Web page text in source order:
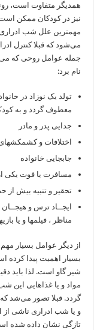
همدیگر متفاوت است،
نیز در کودکان ممکن
مهمترین علل شب
می‌شود که قبلا کنترل
جمله عوامل روحی که
نام برد:
تولد یک نوزاد در
معطوف گردد و به
جدایی پدر و مادر
اختلافات و
جابجایی خانواده
مسافرت یا فوت یکی
تحقیر و تنبیه بیش از
ایجــاد ترس و
مناظر ، فیلمها و یا
از دیگر عوامل بسیار
بسیار اهمیت پیدا
شیر گاو است. لذا باید
مواد و یا غذاهایی این
گردد. قبلا تصور می‌شد
و یا شب ادراری ناشی از
تازگی نشان داده شده